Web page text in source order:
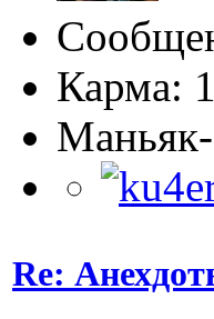
Карма:
Re: